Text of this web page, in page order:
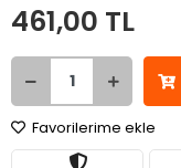
461,00 TL
Favorilerime ekle